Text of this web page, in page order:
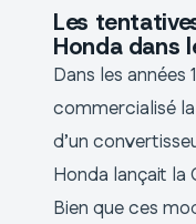
Les
Honda dans
Dans les années
commercialisé
d’un
Honda lançait la
Bien que ces